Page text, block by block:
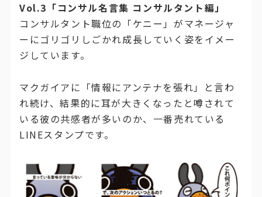
Vol.3「コンサル名言集 コンサルタント編」
コンサルタント職位の「ケニー」がマネージャ
ーにゴリゴリしごかれ成長していく姿をイメー
ジしています。
マクガイアに「情報にアンテナを張れ」と言わ
れ続け、結果的に耳が大きくなったと噂されて
いる彼の共感者が多いのか、一番売れている
LINEスタンプです。